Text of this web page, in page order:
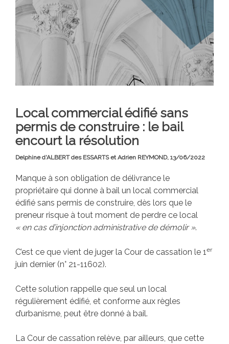
Local commercial édifié sans
permis de construire : le bail
encourt la résolution
Delphine d'ALBERT des ESSARTS et Adrien REYMOND, 13/06/2022
Manque à son obligation de délivrance le
propriétaire qui donne à bail un local commercial
édifié sans permis de construire, dès lors que le
preneur risque à tout moment de perdre ce local
« en cas d’injonction administrative de démolir ».
C’est ce que vient de juger la Cour de cassation le 1er
juin dernier (n° 21-11602).
Cette solution rappelle que seul un local
régulièrement édifié, et conforme aux règles
d’urbanisme, peut être donné à bail.
La Cour de cassation relève, par ailleurs, que cette